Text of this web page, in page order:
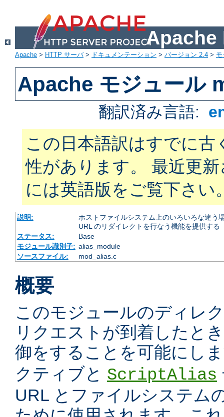
Apache
Apache > HTTP サーバ> ドキュメンテーション > バージョン 2.4 >
Apache モジュール
翻訳済み言語:
この日本語訳はすでに古
性があります。 最近更
には英語版をご覧下さい
説明:
ホストファイルシステム上のいろいろな違う
URL のリダイレクトを行なう機能を提供する
ステータス:
Base
モジュール識別子: alias_module
ソースファイル:
mod_alias.c
概要
このモジュールのディレ
リクエストが到着したと
御をすることを可能にし
クティブと ScriptAlias
URL とファイルシステム